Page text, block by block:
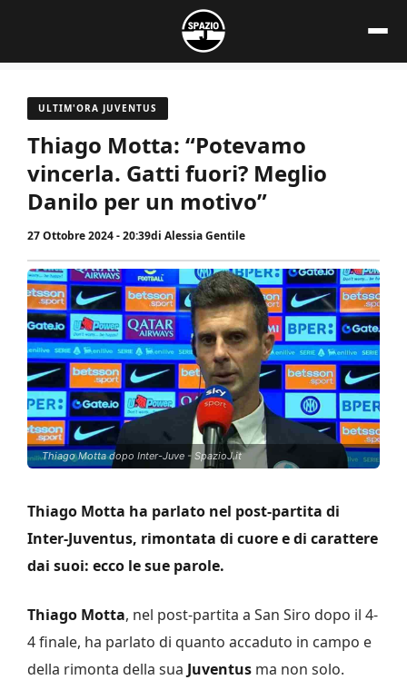
contenuto
ULTIM'ORA JUVENTUS
Thiago Motta: “Potevamo
vincerla. Gatti fuori? Meglio
Danilo per un motivo”
27 Ottobre 2024 - 20:39di Alessia Gentile
Thiago Motta dopo Inter-Juve - SpazioJ.it
Thiago Motta ha parlato nel post-partita di
Inter-Juventus, rimontata di cuore e di carattere
dai suoi: ecco le sue parole.
Thiago Motta, nel post-partita a San Siro dopo il 4-
4 finale, ha parlato di quanto accaduto in campo e
della rimonta della sua Juventus ma non solo.